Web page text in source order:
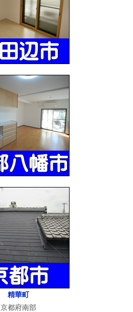
精華町
京都府南部